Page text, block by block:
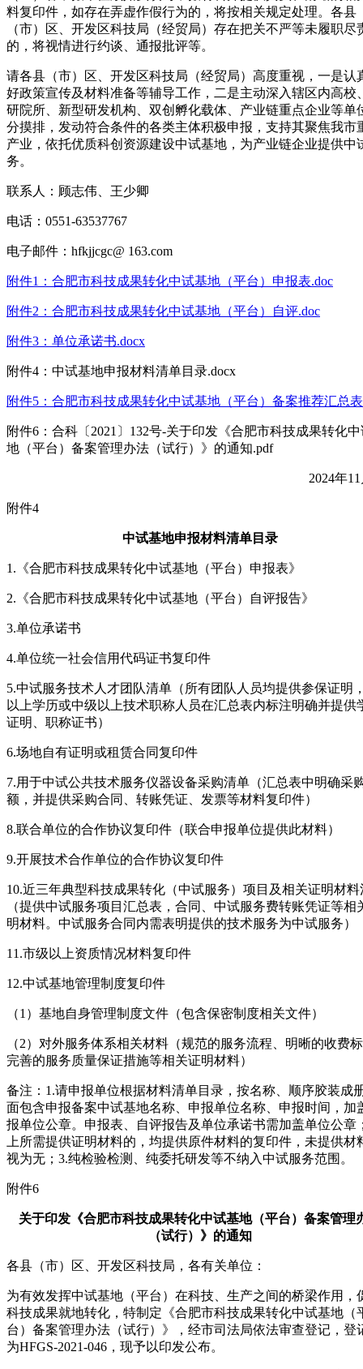
料复印件，如存在弄虚作假行为的，将按相关规定处理。各县
（市）区、开发区科技局（经贸局）存在把关不严等未履职尽
的，将视情进行约谈、通报批评等。
请各县（市）区、开发区科技局（经贸局）高度重视，一是认
好政策宣传及材料准备等辅导工作，二是主动深入辖区内高校
研院所、新型研发机构、双创孵化载体、产业链重点企业等单
分摸排，发动符合条件的各类主体积极申报，支持其聚焦我市
产业，依托优质科创资源建设中试基地，为产业链企业提供中
务。
联系人：顾志伟、王少卿
电话：0551-63537767
电子邮件：hfkjjcgc@ 163.com
附件1：合肥市科技成果转化中试基地（平台）申报表.doc
附件2：合肥市科技成果转化中试基地（平台）自评.doc
附件3：单位承诺书.docx
附件4：中试基地申报材料清单目录.docx
附件5：合肥市科技成果转化中试基地（平台）备案推荐汇总
附件6：合科〔2021〕132号-关于印发《合肥市科技成果转化
地（平台）备案管理办法（试行）》的通知.pdf
2024年
附件4
中试基地申报材料清单目录
1.《合肥市科技成果转化中试基地（平台）申报表》
2.《合肥市科技成果转化中试基地（平台）自评报告》
3.单位承诺书
4.单位统一社会信用代码证书复印件
5.中试服务技术人才团队清单（所有团队人员均提供参保证明
以上学历或中级以上技术职称人员在汇总表内标注明确并提供
证明、职称证书）
6.场地自有证明或租赁合同复印件
7.用于中试公共技术服务仪器设备采购清单（汇总表中明确采
额，并提供采购合同、转账凭证、发票等材料复印件）
8.联合单位的合作协议复印件（联合申报单位提供此材料）
9.开展技术合作单位的合作协议复印件
10.近三年典型科技成果转化（中试服务）项目及相关证明材料
（提供中试服务项目汇总表，合同、中试服务费转账凭证等相
明材料。中试服务合同内需表明提供的技术服务为中试服务）
11.市级以上资质情况材料复印件
12.中试基地管理制度复印件
（1）基地自身管理制度文件（包含保密制度相关文件）
（2）对外服务体系相关材料（规范的服务流程、明晰的收费
完善的服务质量保证措施等相关证明材料）
备注：1.请申报单位根据材料清单目录，按名称、顺序胶装成
面包含申报备案中试基地名称、申报单位名称、申报时间，加
报单位公章。申报表、自评报告及单位承诺书需加盖单位公章
上所需提供证明材料的，均提供原件材料的复印件，未提供材
视为无；3.纯检验检测、纯委托研发等不纳入中试服务范围。
附件6
关于印发《合肥市科技成果转化中试基地（平台）备案管理
（试行）》的通知
各县（市）区、开发区科技局，各有关单位：
为有效发挥中试基地（平台）在科技、生产之间的桥梁作用，
科技成果就地转化，特制定《合肥市科技成果转化中试基地（
台）备案管理办法（试行）》，经市司法局依法审查登记，登
为HFGS-2021-046，现予以印发公布。